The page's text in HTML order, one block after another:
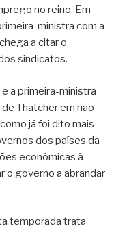
no reino. Em
ministra com a
a citar o
sindicatos.
a primeira-ministra
Thatcher em não
já foi dito mais
dos países da
econômicas à
o governo a abrandar
temporada trata